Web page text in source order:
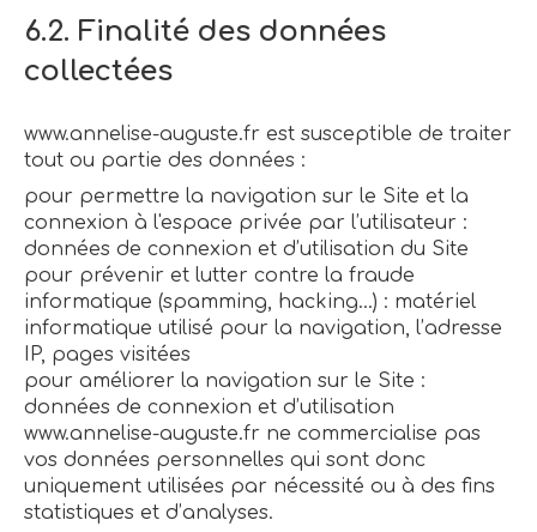
6.2. Finalité des données
collectées
www.annelise-auguste.fr est susceptible de traiter
tout ou partie des données :
pour permettre la navigation sur le Site et la
connexion à l'espace privée par l’utilisateur :
données de connexion et d’utilisation du Site
pour prévenir et lutter contre la fraude
informatique (spamming, hacking…) : matériel
informatique utilisé pour la navigation, l’adresse
IP, pages visitées
pour améliorer la navigation sur le Site :
données de connexion et d’utilisation
www.annelise-auguste.fr ne commercialise pas
vos données personnelles qui sont donc
uniquement utilisées par nécessité ou à des fins
statistiques et d’analyses.